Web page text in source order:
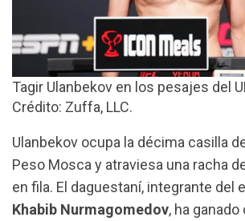
Tagir Ulanbekov en los pesajes del
Crédito: Zuffa, LLC.
Ulanbekov ocupa la décima casilla
Peso Mosca y atraviesa una racha
en fila. El daguestaní, integrante del
Khabib Nurmagomedov, ha